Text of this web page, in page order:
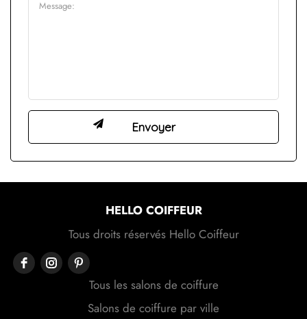
HELLO COIFFEUR
Tous droits réservés Hello Coiffeur
Tous les salons de coiffure
Salons de coiffure par ville